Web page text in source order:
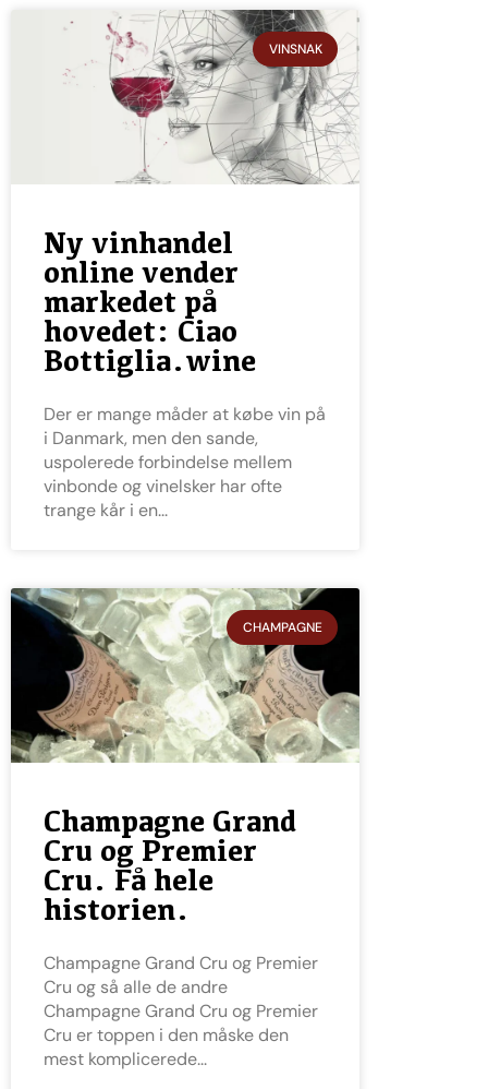
VINSNAK
Ny vinhandel
online vender
markedet på
hovedet: Ciao
Bottiglia.wine
Der er mange måder at købe vin på
i Danmark, men den sande,
uspolerede forbindelse mellem
vinbonde og vinelsker har ofte
trange kår i en
CHAMPAGNE
Champagne Grand
Cru og Premier
Cru. Få hele
historien.
Champagne Grand Cru og Premier
Cru og så alle de andre
Champagne Grand Cru og Premier
Cru er toppen i den måske den
mest komplicerede